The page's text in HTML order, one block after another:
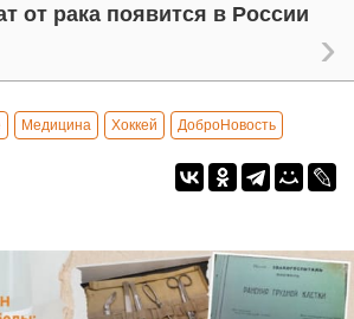
от рака появится в России
Медицина Хоккей ДоброНовость